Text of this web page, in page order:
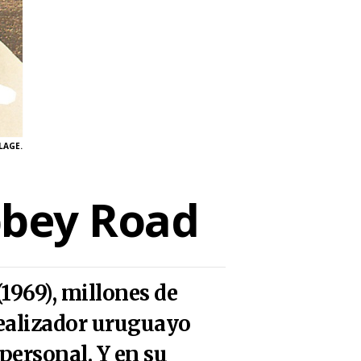
Road
millones de
uruguayo
Y en su